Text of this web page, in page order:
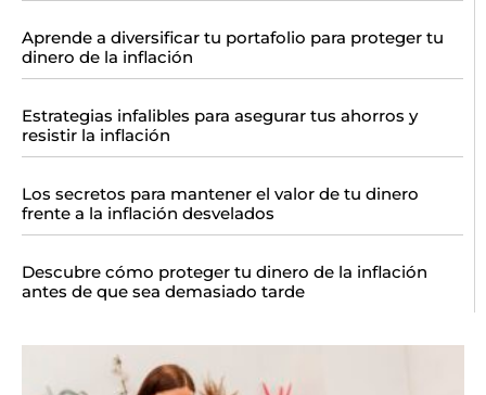
Aprende a diversificar tu portafolio para proteger tu
dinero de la inflación
Estrategias infalibles para asegurar tus ahorros y
resistir la inflación
Los secretos para mantener el valor de tu dinero
frente a la inflación desvelados
Descubre cómo proteger tu dinero de la inflación
antes de que sea demasiado tarde